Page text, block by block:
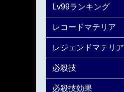
Lv99ランキング
レコードマテリア
レジェンドマテリア
必殺技
必殺技効果